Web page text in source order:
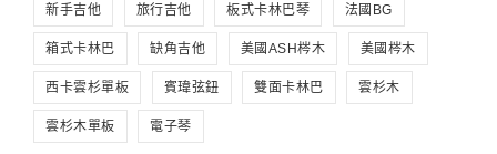
新手吉他 旅行吉他 板式卡林巴琴 法國BG
箱式卡林巴 缺角吉他 美國ASH梣木 美國梣木
西卡雲杉單板 賓瑋弦鈕 雙面卡林巴 雲杉木
雲杉木單板 電子琴